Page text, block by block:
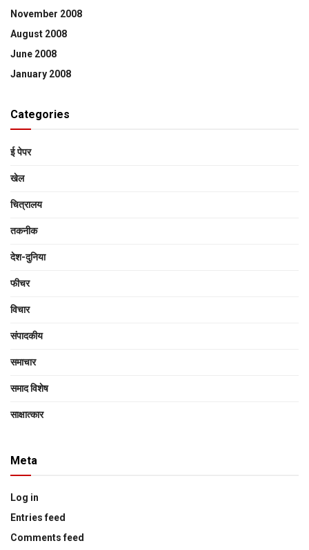
November 2008
August 2008
June 2008
January 2008
Categories
ई पेपर
खेल
चित्रालय
तकनीक
देश-दुनिया
फीचर
विचार
संपादकीय
समाचार
समाद विशेष
साक्षात्‍कार
Meta
Log in
Entries feed
Comments feed